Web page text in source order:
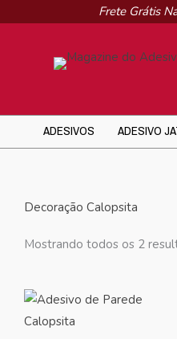
Frete Grátis
ADESIVOS ADESIVO
Decoração Calopsita
Mostrando todos os 2